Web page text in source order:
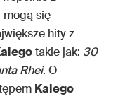
mogą się
hity z
takie jak: 30
Rhei. O
Kalego